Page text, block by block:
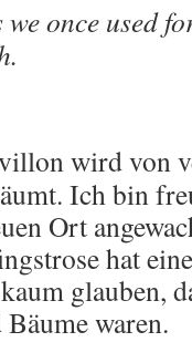
once used
wird von
Ich bin
Ort
hat
glauben,
waren.